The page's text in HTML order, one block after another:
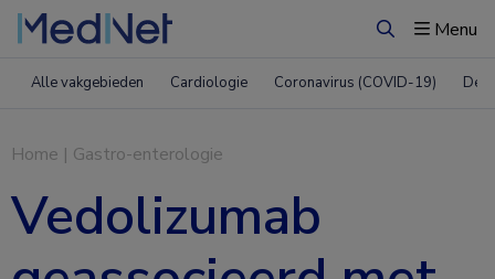
ZoekenMenu
Alle vakgebieden Cardiologie Coronavirus (COVID-19)
Home | Gastro-enterologie
Vedolizumab